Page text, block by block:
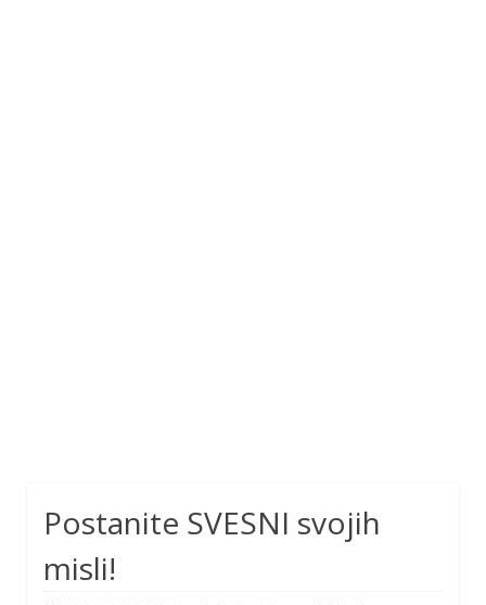
Postanite SVESNI svojih
misli!